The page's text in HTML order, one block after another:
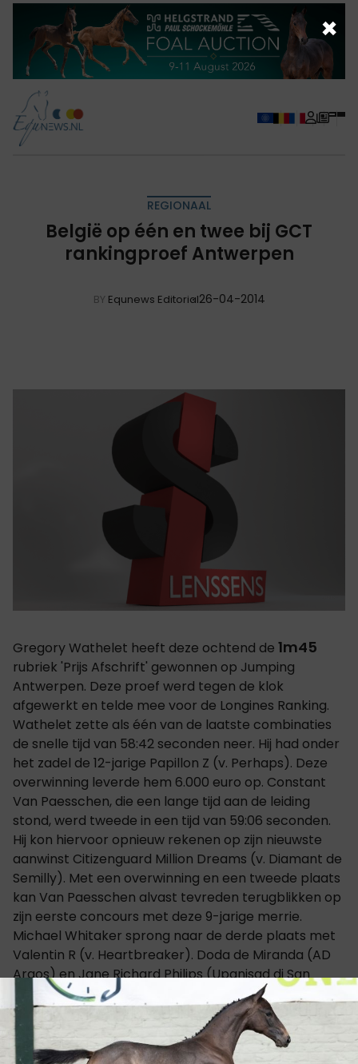
REGIONAAL
België op één en twee bij GCT
rankingproef Antwerpen
BY Equnews Editorial26-04-2014
Gregory Wathelet heeft deze ochtend de 1m45
rubriek 'Prijs Afschrift' gewonnen op Jumping
Antwerpen. Deze proef werd tegen de klok
afgewerkt en telde mee voor de Longines Ranking.
Wathelet zette als één van de laatste combinaties
de snelle tijd van 58:42 seconden neer. Hij had onder
het zadel de 12-jarige Papillon Z (v. Perhaps). Deze
overwinning leverde hem 6.000 euro op. Constant
Van Paesschen, die een lange tijd aan de leiding
stond, werd tweede in een tijd van 59:06 seconden.
Hij kon hiervoor opnieuw rekenen op zijn nieuwste
aanwinst Citizenguard Million Dreams (v. Diamant de
Semilly). Met een overwinning en een tweede plaats
kan Van Paesschen alvast tevreden terugblikken op
zijn eerste concours met deze 9-jarige merrie.
Michael Whitaker sprong naar de derde plaats met
Valentin R (v. Heartbreaker). Doda de Miranda (AD
Argos) en Jane Richard Philips (Upanisad di San
Patrignano) vervolledigden de top vijf. Joe Clee werd
nog zesde met Fento Chin S. Klikhiervoor de uitslag.
[caption id="attachment_59610" align="alignleft"
width="300"] Gregory Wathelet[/caption]
×